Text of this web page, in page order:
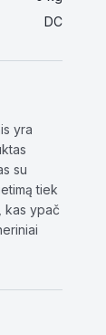
DC
yra
su
tiek
kas ypač